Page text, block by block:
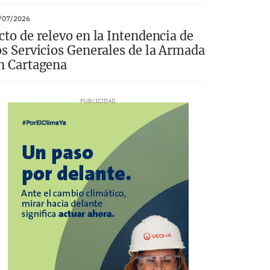
07/2026
de relevo en la Intendencia de
Servicios Generales de la Armada
Cartagena